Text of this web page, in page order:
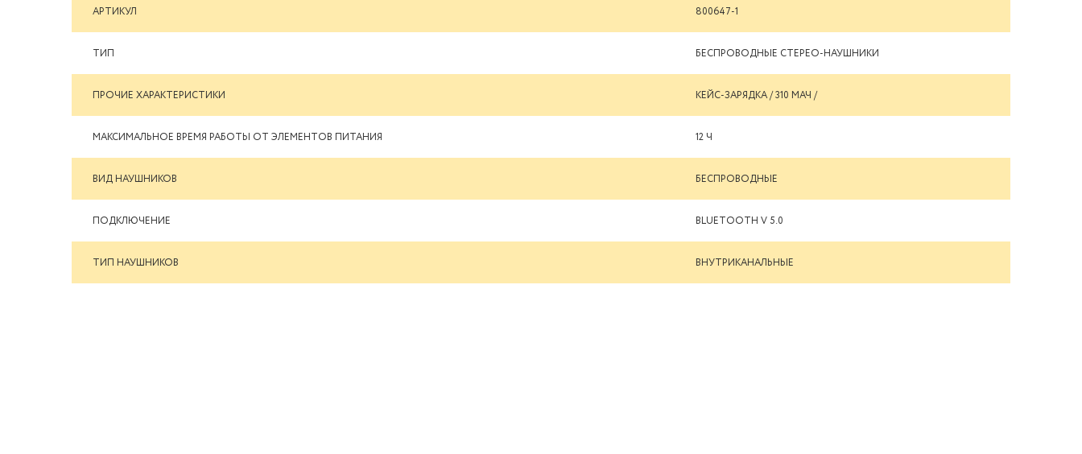
АРТИКУЛ 800647-1
ТИП БЕСПРОВОДНЫЕ CТЕРЕО-НАУШНИКИ
ПРОЧИЕ ХАРАКТЕРИСТИКИ КЕЙС-ЗАРЯДКА / 310 МАЧ /
МАКСИМАЛЬНОЕ ВРЕМЯ РАБОТЫ ОТ ЭЛЕМЕНТОВ ПИТАНИЯ 12 Ч
ВИД НАУШНИКОВ БЕСПРОВОДНЫЕ
ПОДКЛЮЧЕНИЕ BLUETOOTH V 5.0
ТИП НАУШНИКОВ ВНУТРИКАНАЛЬНЫЕ